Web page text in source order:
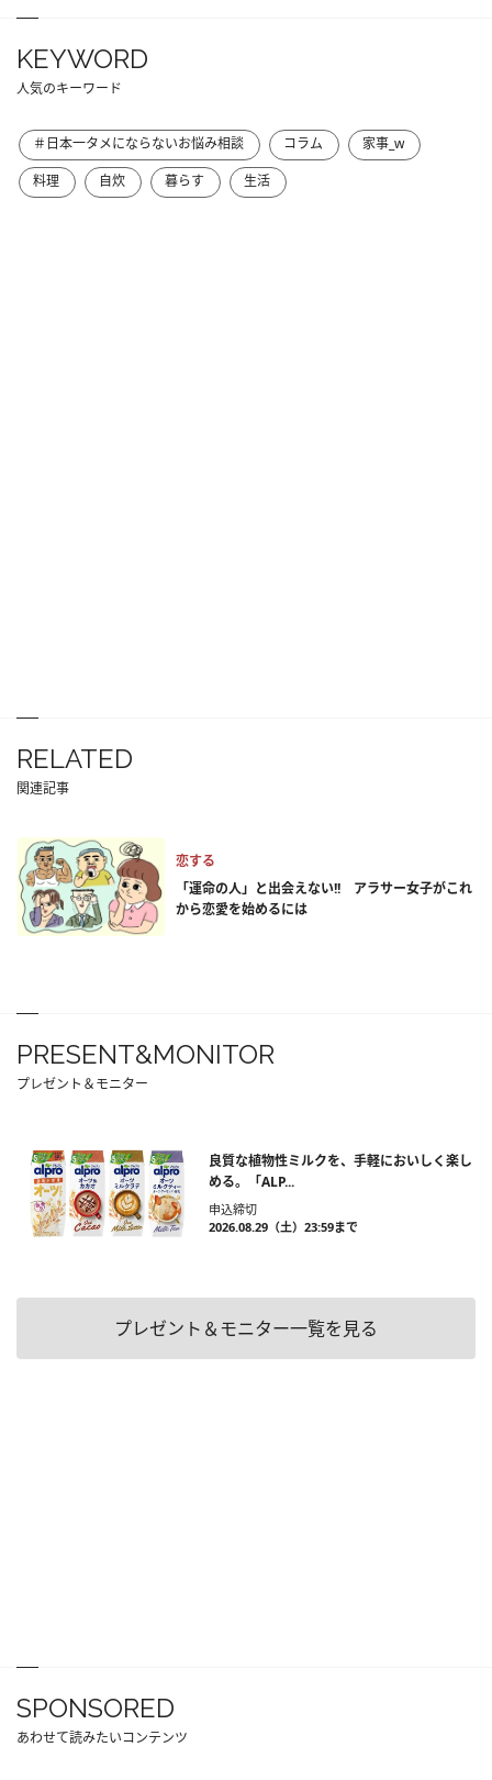
KEYWORD
人気のキーワード
＃日本一タメにならないお悩み相談 コラム
家事_w
料理
自炊 暮らす 生活
RELATED
関連記事
恋する
「運命の人」と出会えない!! アラサー女子がこれ
から恋愛を始めるには
PRESENT&MONITOR
プレゼント＆モニター
良質な植物性ミルクを、手軽においしく楽し
める。「ALP...
申込締切
2026.08.29（土）23:59まで
プレゼント＆モニター一覧を見る
SPONSORED
あわせて読みたいコンテンツ